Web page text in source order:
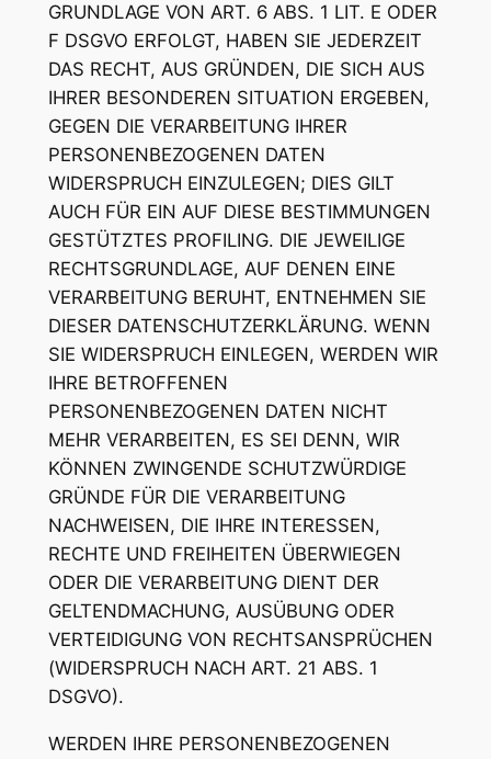
GRUNDLAGE VON ART. 6 ABS. 1 LIT. E ODER
F DSGVO ERFOLGT, HABEN SIE JEDERZEIT
DAS RECHT, AUS GRÜNDEN, DIE SICH AUS
IHRER BESONDEREN SITUATION ERGEBEN,
GEGEN DIE VERARBEITUNG IHRER
PERSONENBEZOGENEN DATEN
WIDERSPRUCH EINZULEGEN; DIES GILT
AUCH FÜR EIN AUF DIESE BESTIMMUNGEN
GESTÜTZTES PROFILING. DIE JEWEILIGE
RECHTSGRUNDLAGE, AUF DENEN EINE
VERARBEITUNG BERUHT, ENTNEHMEN SIE
DIESER DATENSCHUTZERKLÄRUNG. WENN
SIE WIDERSPRUCH EINLEGEN, WERDEN WIR
IHRE BETROFFENEN
PERSONENBEZOGENEN DATEN NICHT
MEHR VERARBEITEN, ES SEI DENN, WIR
KÖNNEN ZWINGENDE SCHUTZWÜRDIGE
GRÜNDE FÜR DIE VERARBEITUNG
NACHWEISEN, DIE IHRE INTERESSEN,
RECHTE UND FREIHEITEN ÜBERWIEGEN
ODER DIE VERARBEITUNG DIENT DER
GELTENDMACHUNG, AUSÜBUNG ODER
VERTEIDIGUNG VON RECHTSANSPRÜCHEN
(WIDERSPRUCH NACH ART. 21 ABS. 1
DSGVO).
WERDEN IHRE PERSONENBEZOGENEN